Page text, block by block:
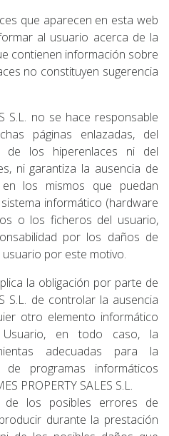
que aparecen en esta web
al usuario acerca de la
contienen información sobre
no constituyen sugerencia
S.L. no se hace responsable
páginas enlazadas, del
de los hiperenlaces ni del
ni garantiza la ausencia de
los mismos que puedan
informático (hardware
o los ficheros del usuario,
por los daños de
por este motivo.
la obligación por parte de
S.L. de controlar la ausencia
otro elemento informático
Usuario, en todo caso, la
adecuadas para la
programas informáticos
PROPERTY SALES S.L.
los posibles errores de
durante la prestación